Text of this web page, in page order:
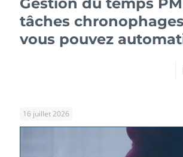
tâches
vous pouvez
16 juillet 2026